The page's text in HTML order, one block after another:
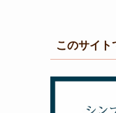
このサイト